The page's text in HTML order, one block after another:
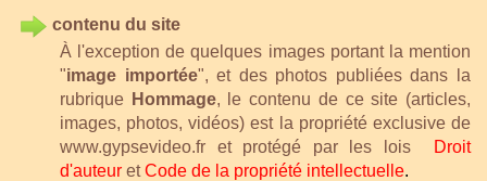
contenu du site
À l'exception de quelques images portant la mention
"image importée", et des photos publiées dans la
rubrique Hommage, le contenu de ce site (articles,
images, photos, vidéos) est la propriété exclusive de
www.gypsevideo.fr et protégé par les lois
Droit
d'auteur etCode de la propriété intellectuelle.